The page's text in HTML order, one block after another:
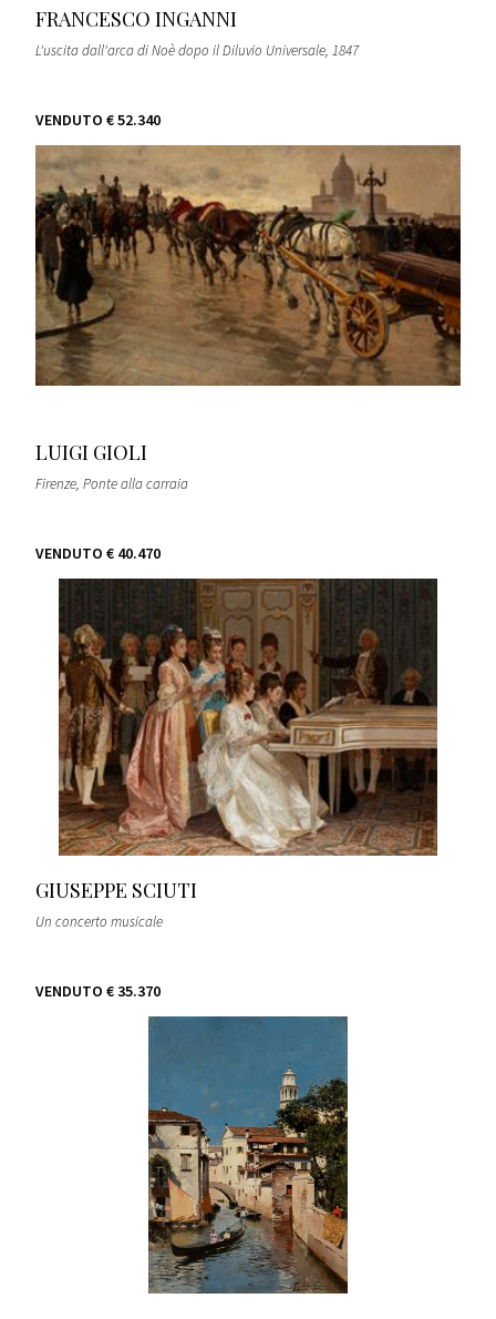
FRANCESCO INGANNI
L'uscita dall'arca di Noè dopo il Diluvio Universale, 1847
VENDUTO € 52.340
LUIGI GIOLI
Firenze, Ponte alla carraia
VENDUTO € 40.470
GIUSEPPE SCIUTI
Un concerto musicale
VENDUTO € 35.370